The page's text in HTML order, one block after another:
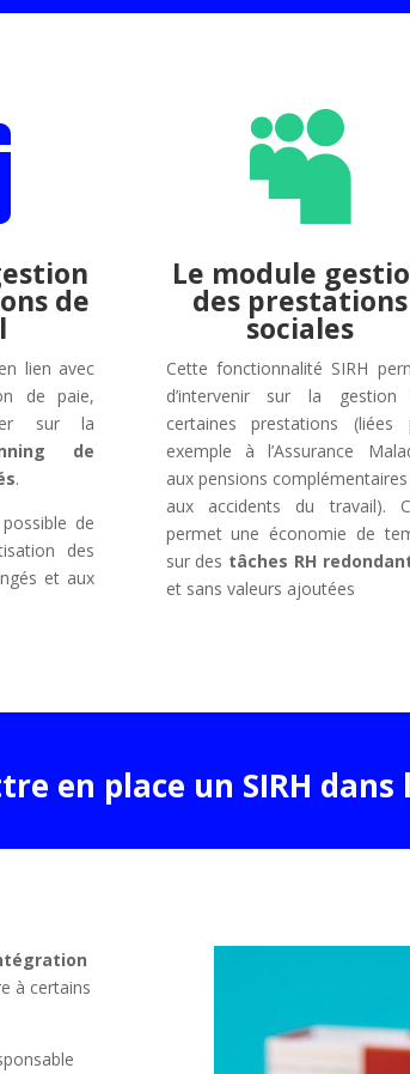
de
lien avec
de paie,
sur la
de
.
de
des
et aux

Le module
des prestations
sociales
Cette fonctionnalité SIRH
d’intervenir sur la gestion
certaines prestations (liées
exemple à l’Assurance
aux pensions
aux accidents du travail).
permet une économie de
sur des tâches RH
et sans valeurs ajoutées
en place un SIRH dans
à certains